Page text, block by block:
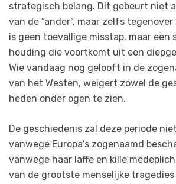
strategisch belang. Dit gebeurt niet
van de “ander”, maar zelfs
is geen toevallige misstap, maar een
houding die voortkomt uit een
Wie vandaag nog gelooft in de
van het Westen, weigert zowel de
heden onder ogen te zien.
De geschiedenis zal deze periode
vanwege Europa’s zogenaamd
vanwege haar laffe en kille
van de grootste menselijke tragedies